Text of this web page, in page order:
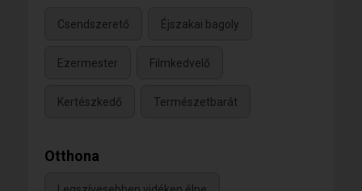
Csendszerető Éjszakai bagoly
Ezermester Filmkedvelő
Kertészkedő Természetbarát
Otthona